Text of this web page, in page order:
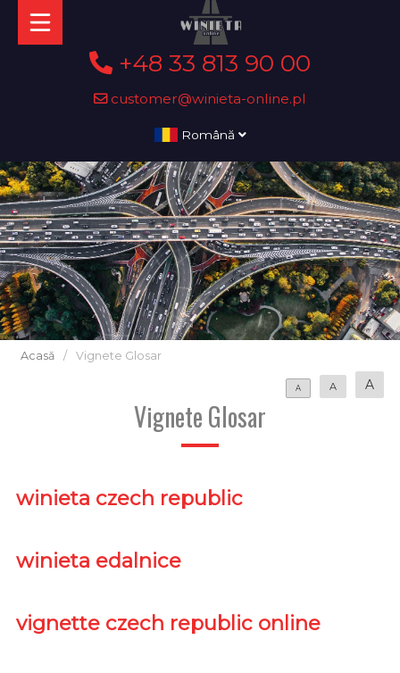
+48 33 813 90 00
customer@winieta-online.pl
Română
Acasă / Vignete Glosar
A A A
Vignete Glosar
winieta czech republic
winieta edalnice
vignette czech republic online